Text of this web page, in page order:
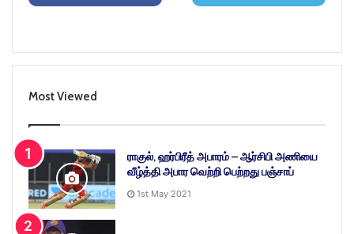
Most Viewed
ராகுல், ஹர்பிரீத் அபாரம் – ஆர்சிபி அணியை
வீழ்த்தி அபார வெற்றி பெற்றது பஞ்சாப்
1st May 2021